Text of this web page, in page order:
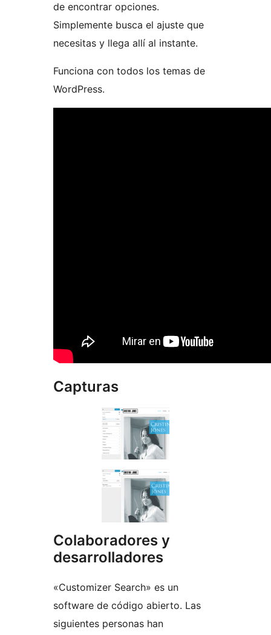
de encontrar opciones.
Simplemente busca el ajuste que
necesitas y llega allí al instante.
Funciona con todos los temas de
WordPress.
Capturas
Colaboradores y
desarrolladores
«Customizer Search» es un
software de código abierto. Las
siguientes personas han